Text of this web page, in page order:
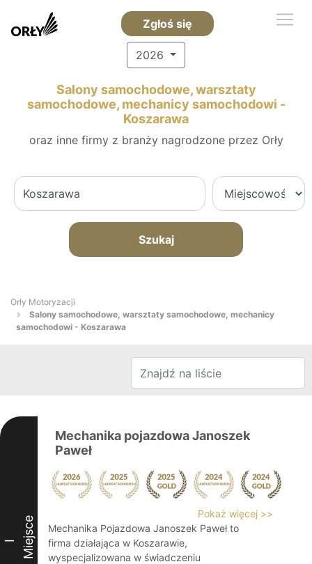
Zgłoś się
2026
Salony samochodowe, warsztaty
samochodowe, mechanicy samochodowi -
Koszarawa
oraz inne firmy z branży nagrodzone przez Orły
Szukaj
Orły Motoryzacji
Salony samochodowe, warsztaty samochodowe, mechanicy
samochodowi - Koszarawa
I Miejsce
Mechanika pojazdowa Janoszek
Paweł
Pokaż więcej >>
Mechanika Pojazdowa Janoszek Paweł to
firma działająca w Koszarawie,
wyspecjalizowana w świadczeniu